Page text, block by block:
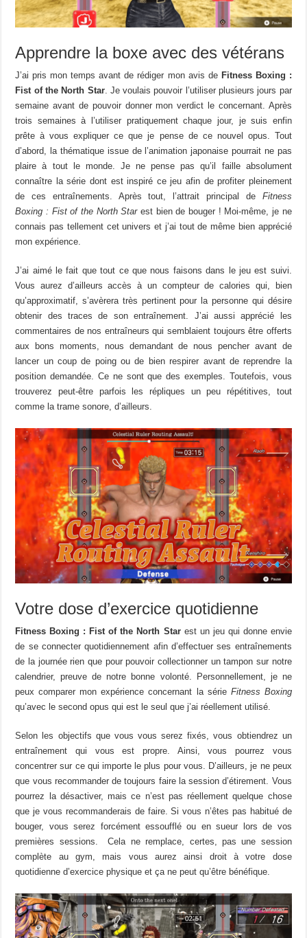
Apprendre la boxe avec des vétérans
J’ai pris mon temps avant de rédiger mon avis deFitness Boxing :
Fist of the North Star. Je voulais pouvoir l’utiliser plusieurs jours par
semaine avant de pouvoir donner mon verdict le concernant. Après
trois semaines à l’utiliser pratiquement chaque jour, je suis enfin
prête à vous expliquer ce que je pense de ce nouvel opus. Tout
d’abord, la thématique issue de l’animation japonaise pourrait ne pas
plaire à tout le monde. Je ne pense pas qu’il faille absolument
connaître la série dont est inspiré ce jeu afin de profiter pleinement
de ces entraînements. Après tout, l’attrait principal de Fitness
Boxing : Fist of the North Starest bien de bouger ! Moi-même, je ne
connais pas tellement cet univers et j’ai tout de même bien apprécié
mon expérience.
J’ai aimé le fait que tout ce que nous faisons dans le jeu est suivi.
Vous aurez d’ailleurs accès à un compteur de calories qui, bien
qu’approximatif, s’avèrera très pertinent pour la personne qui désire
obtenir des traces de son entraînement. J’ai aussi apprécié les
commentaires de nos entraîneurs qui semblaient toujours être offerts
aux bons moments, nous demandant de nous pencher avant de
lancer un coup de poing ou de bien respirer avant de reprendre la
position demandée. Ce ne sont que des exemples. Toutefois, vous
trouverez peut-être parfois les répliques un peu répétitives, tout
comme la trame sonore, d’ailleurs.
Votre dose d’exercice quotidienne
Fitness Boxing : Fist of the North Starest un jeu qui donne envie
de se connecter quotidiennement afin d’effectuer ses entraînements
de la journée rien que pour pouvoir collectionner un tampon sur notre
calendrier, preuve de notre bonne volonté. Personnellement, je ne
peux comparer mon expérience concernant la série Fitness Boxing
qu’avec le second opus qui est le seul que j’ai réellement utilisé.
Selon les objectifs que vous vous serez fixés, vous obtiendrez un
entraînement qui vous est propre. Ainsi, vous pourrez vous
concentrer sur ce qui importe le plus pour vous. D’ailleurs, je ne peux
que vous recommander de toujours faire la session d’étirement. Vous
pourrez la désactiver, mais ce n’est pas réellement quelque chose
que je vous recommanderais de faire. Si vous n’êtes pas habitué de
bouger, vous serez forcément essoufflé ou en sueur lors de vos
premières sessions. Cela ne remplace, certes, pas une session
complète au gym, mais vous aurez ainsi droit à votre dose
quotidienne d’exercice physique et ça ne peut qu’être bénéfique.